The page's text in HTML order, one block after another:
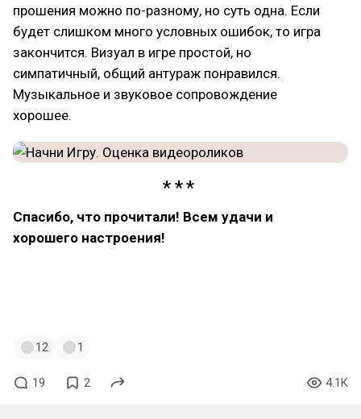
прошения можно по-разному, но суть одна. Если
будет слишком много условных ошибок, то игра
закончится. Визуал в игре простой, но
симпатичный, общий антураж понравился.
Музыкальное и звуковое сопровождение
хорошее.
Спасибо, что прочитали! Всем удачи и
хорошего настроения!
12 1
19 2 4.1K